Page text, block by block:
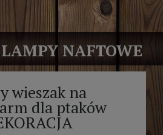
NAFTOWE
wieszak na
dla ptaków